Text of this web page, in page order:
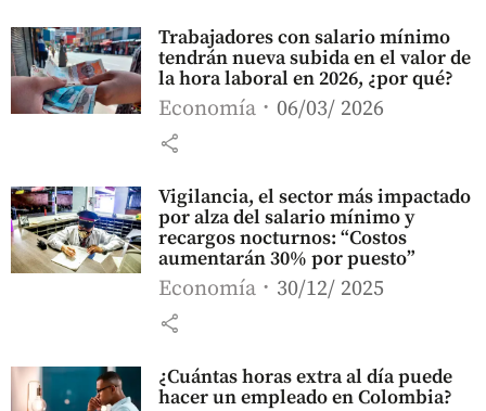
Trabajadores con salario mínimo
tendrán nueva subida en el valor de
la hora laboral en 2026, ¿por qué?
Economía 06/03/ 2026
share
Vigilancia, el sector más impactado
por alza del salario mínimo y
recargos nocturnos: “Costos
aumentarán 30% por puesto”
Economía 30/12/ 2025
share
¿Cuántas horas extra al día puede
hacer un empleado en Colombia?